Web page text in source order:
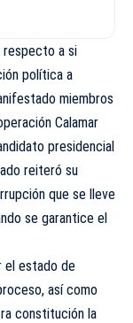
respecto a si
política a
miembros
Calamar
presidencial
reiteró su
que se lleve
se garantice el
el estado de
así como
constitución la